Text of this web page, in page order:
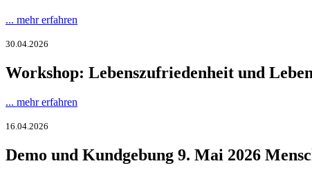
... mehr erfahren
30.04.2026
Workshop: Lebenszufriedenheit und
... mehr erfahren
16.04.2026
Demo und Kundgebung 9. Mai 2026